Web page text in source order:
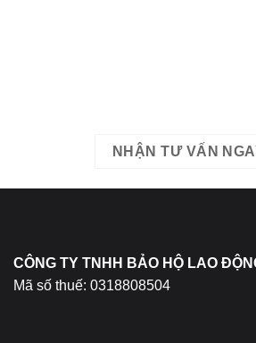
NHẬN TƯ VẤN
CÔNG TY TNHH BẢO HỘ LAO
Mã số thuế: 0318808504